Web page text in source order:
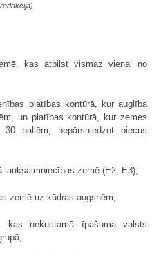
kas atbilst vismaz vienai no
platības kontūrā, kur auglība
un platības kontūrā, kur zemes
ballēm, nepārsniedzot piecus
lauksaimniecības zemē (E2, E3);
zemē uz kūdras augsnēm;
kas nekustamā īpašuma valsts